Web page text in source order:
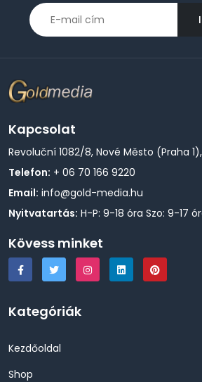
Kapcsolat
Revoluční 1082/8, Nové Město (Praha 1),
Telefon: + 06 70 166 9220
Email: info@gold-media.hu
Nyitvatartás: H-P: 9-18 óra Szo: 9-17
Kövess minket
Kategóriák
Kezdőoldal
Shop